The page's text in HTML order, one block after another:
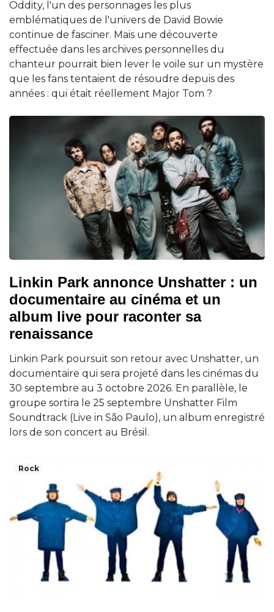
Oddity, l'un des personnages les plus
emblématiques de l'univers de David Bowie
continue de fasciner. Mais une découverte
effectuée dans les archives personnelles du
chanteur pourrait bien lever le voile sur un mystère
que les fans tentaient de résoudre depuis des
années : qui était réellement Major Tom ?
Linkin Park annonce Unshatter : un
documentaire au cinéma et un
album live pour raconter sa
renaissance
Linkin Park poursuit son retour avec Unshatter, un
documentaire qui sera projeté dans les cinémas du
30 septembre au 3 octobre 2026. En parallèle, le
groupe sortira le 25 septembre Unshatter Film
Soundtrack (Live in São Paulo), un album enregistré
lors de son concert au Brésil.
Rock